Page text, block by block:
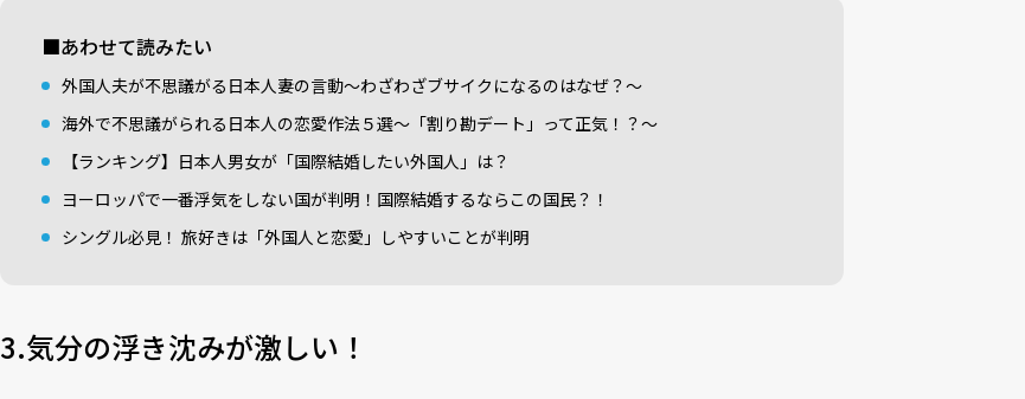
■あわせて読みたい
外国人夫が不思議がる日本人妻の言動～わざわざブサイクになるのはなぜ？～
海外で不思議がられる日本人の恋愛作法５選～「割り勘デート」って正気！？～
【ランキング】日本人男女が「国際結婚したい外国人」は？
ヨーロッパで一番浮気をしない国が判明！国際結婚するならこの国民？！
シングル必見！ 旅好きは「外国人と恋愛」しやすいことが判明
3.気分の浮き沈みが激しい！